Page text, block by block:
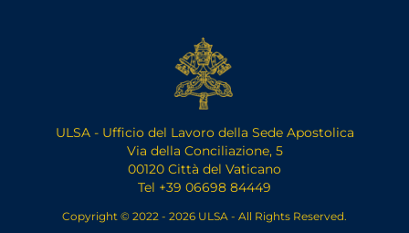
ULSA - Ufficio del Lavoro della Sede Apostolica
Via della Conciliazione, 5
00120 Città del Vaticano
Tel +39 06698 84449
Copyright © 2022 - 2026 ULSA - All Rights Reserved.